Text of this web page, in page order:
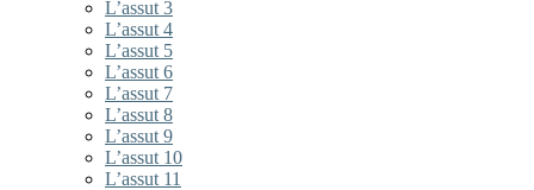
L’assut 3
L’assut 4
L’assut 5
L’assut 6
L’assut 7
L’assut 8
L’assut 9
L’assut 10
L’assut 11